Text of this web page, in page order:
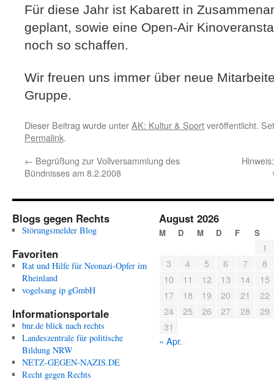
Für diese Jahr ist Kabarett in
geplant, sowie eine Open-Air
noch so schaffen.
Wir freuen uns immer über neue
Gruppe.
Dieser Beitrag wurde unterAK: Kultur & Sportveröffentlicht.
Permalink.
← Begrüßung zur Vollversammlung des
Bündnisses am 8.2.2008
Blogs gegen Rechts
Störungsmelder Blog
Favoriten
Rat und Hilfe für Neonazi-Opfer im
Rheinland
vogelsang ip gGmbH
Informationsportale
bnr.de blick nach rechts
Landeszentrale für politische
Bildung NRW
NETZ-GEGEN-NAZIS.DE
Recht gegen Rechts
August 2026
M D M D F S
1
3
4 5 6 7
8
10
11 12 13 14
15
17
18 19 20 21
22
24
25 26 27 28
29
31
« Apr.